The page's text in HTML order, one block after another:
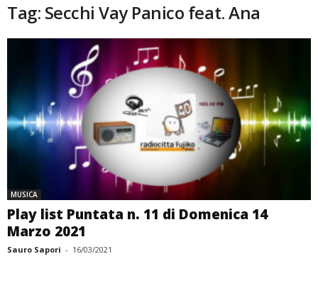
Tag: Secchi Vay Panico feat. Ana
MUSICA
Play list Puntata n. 11 di Domenica 14
Marzo 2021
Sauro Sapori - 16/03/2021